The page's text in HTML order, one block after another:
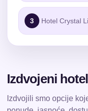
3 Hotel Crystal
Izdvojeni
Izdvojili smo opcije